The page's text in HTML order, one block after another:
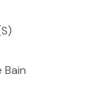
Bain